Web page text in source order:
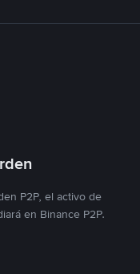
P2P, el activo de
en Binance P2P.